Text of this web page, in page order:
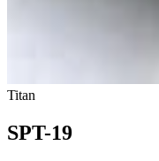
Titan
SPT-19